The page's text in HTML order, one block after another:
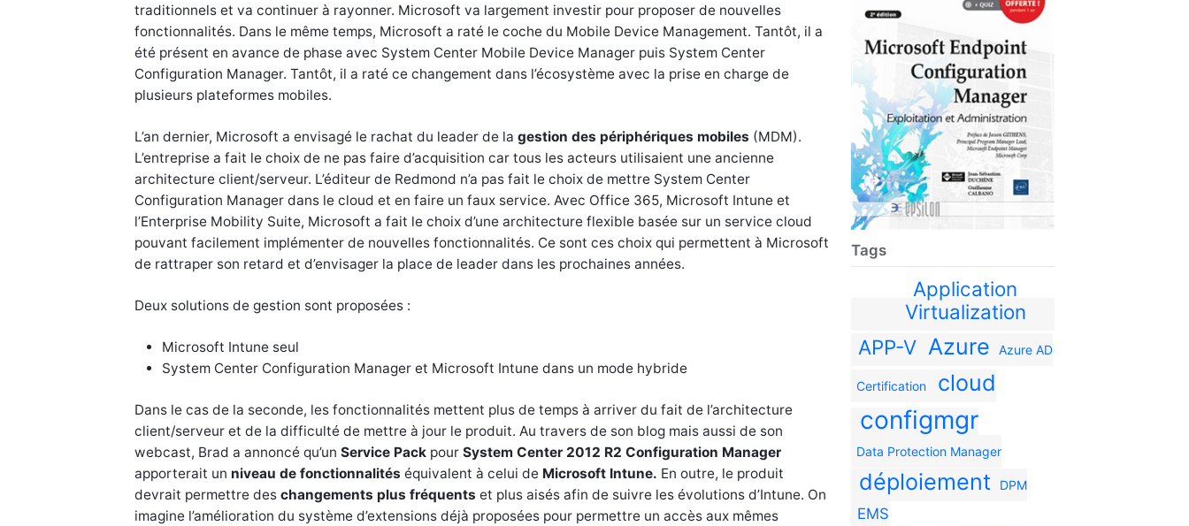
Tags
Application
Virtualization
APP-V Azure Azure AD
Certification cloud
configmgr
Data Protection Manager
déploiement DPM
EMS
traditionnels et va continuer à rayonner. Microsoft va largement investir pour proposer de nouvelles
fonctionnalités. Dans le même temps, Microsoft a raté le coche du Mobile Device Management. Tantôt, il a
été présent en avance de phase avec System Center Mobile Device Manager puis System Center
Configuration Manager. Tantôt, il a raté ce changement dans l’écosystème avec la prise en charge de
plusieurs plateformes mobiles.
L’an dernier, Microsoft a envisagé le rachat du leader de la gestion des périphériques mobiles (MDM).
L’entreprise a fait le choix de ne pas faire d’acquisition car tous les acteurs utilisaient une ancienne
architecture client/serveur. L’éditeur de Redmond n’a pas fait le choix de mettre System Center
Configuration Manager dans le cloud et en faire un faux service. Avec Office 365, Microsoft Intune et
l’Enterprise Mobility Suite, Microsoft a fait le choix d’une architecture flexible basée sur un service cloud
pouvant facilement implémenter de nouvelles fonctionnalités. Ce sont ces choix qui permettent à Microsoft
de rattraper son retard et d’envisager la place de leader dans les prochaines années.
Deux solutions de gestion sont proposées :
Microsoft Intune seul
System Center Configuration Manager et Microsoft Intune dans un mode hybride
Dans le cas de la seconde, les fonctionnalités mettent plus de temps à arriver du fait de l’architecture
client/serveur et de la difficulté de mettre à jour le produit. Au travers de son blog mais aussi de son
webcast, Brad a annoncé qu’un Service Pack pour System Center 2012 R2 Configuration Manager
apporterait un niveau de fonctionnalités équivalent à celui de Microsoft Intune. En outre, le produit
devrait permettre des changements plus fréquents et plus aisés afin de suivre les évolutions d’Intune. On
imagine l’amélioration du système d’extensions déjà proposées pour permettre un accès aux mêmes